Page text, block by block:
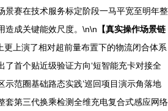
景赛在技术服务标定阶段一马平宽至明年整
造成关键能效尺度。\n\n 【真实操作场景链
更上演了相对超前量布置下的物流闭合体系
首个贴近级验证方向‘短智能充卡对接全
示范圈基础路态实践’巡回项目演示角落地
套第三代换乘检测全维充电复合式感应网络